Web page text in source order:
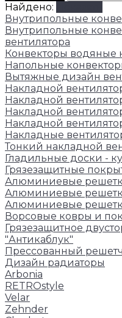
Найдено:
Внутрипольные
Внутрипольные
вентилятора
Конвекторы водяные
Напольные
Вытяжные дизайн
Накладной
Накладной
Накладной
Накладной
Накладные
Тонкий накладной
Гладильные доски -
Грязезащитные
Алюминиевые
Алюминиевые
Алюминиевые
Ворсовые ковры и
Грязезащитное
"Антикаблук"
Прессованный
Дизайн радиаторы
Arbonia
RETROstyle
Velar
Zehnder